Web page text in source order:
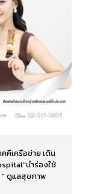
เครือข่าย เดิน
นำร่องใช้
” ดูแลสุขภาพ